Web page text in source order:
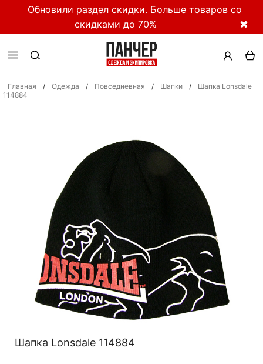
Обновили раздел скидки. Больше товаров со
скидками до 70%
✖
Главная / Одежда / Повседневная / Шапки /
Шапка Lonsdale
114884
Шапка Lonsdale 114884